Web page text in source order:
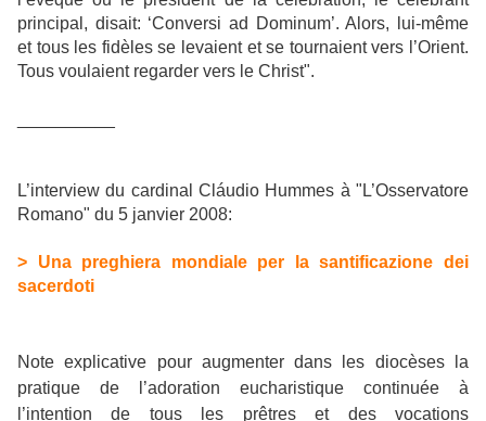
principal, disait: ‘Conversi ad Dominum’. Alors, lui-même
et tous les fidèles se levaient et se tournaient vers l’Orient.
Tous voulaient regarder vers le Christ".
L’interview du cardinal Cláudio Hummes à "L’Osservatore
Romano" du 5 janvier 2008:
> Una preghiera mondiale per la santificazione dei
sacerdoti
Note explicative pour augmenter dans les diocèses la
pratique de l’adoration eucharistique continuée à
l’intention de tous les prêtres et des vocations